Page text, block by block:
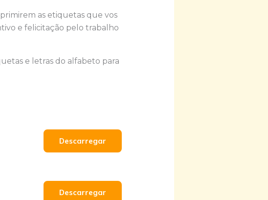
as etiquetas que vos
e felicitação pelo trabalho
e letras do alfabeto para
Descarregar
Descarregar